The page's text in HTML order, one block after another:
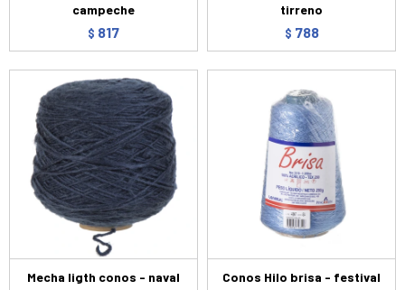
campeche
$ 817
tirreno
$ 788
Mecha ligth conos - naval Conos Hilo brisa - festival